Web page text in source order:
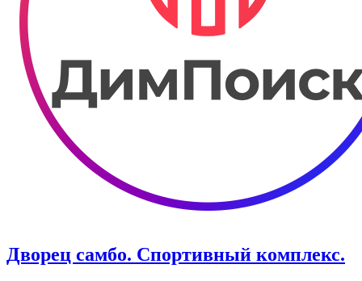
Дворец самбо. Спортивный комплекс.